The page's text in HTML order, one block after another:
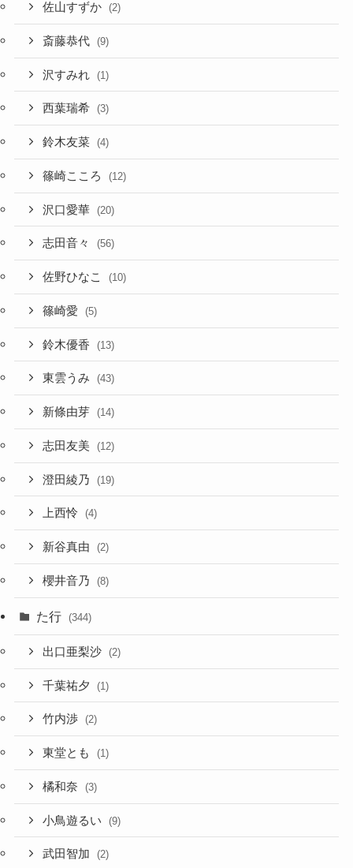
佐山すずか (2)
斎藤恭代 (9)
沢すみれ (1)
西葉瑞希 (3)
鈴木友菜 (4)
篠崎こころ (12)
沢口愛華 (20)
志田音々 (56)
佐野ひなこ (10)
篠崎愛 (5)
鈴木優香 (13)
東雲うみ (43)
新條由芽 (14)
志田友美 (12)
澄田綾乃 (19)
上西怜 (4)
新谷真由 (2)
櫻井音乃 (8)
た行 (344)
出口亜梨沙 (2)
千葉祐夕 (1)
竹内渉 (2)
東堂とも (1)
橘和奈 (3)
小鳥遊るい (9)
武田智加 (2)